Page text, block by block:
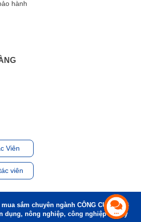
hành
Viên
viên
sắm chuyên ngành CÔNG CỤ, DỤNG
dụng, nông nghiệp, công nghiệp và xây